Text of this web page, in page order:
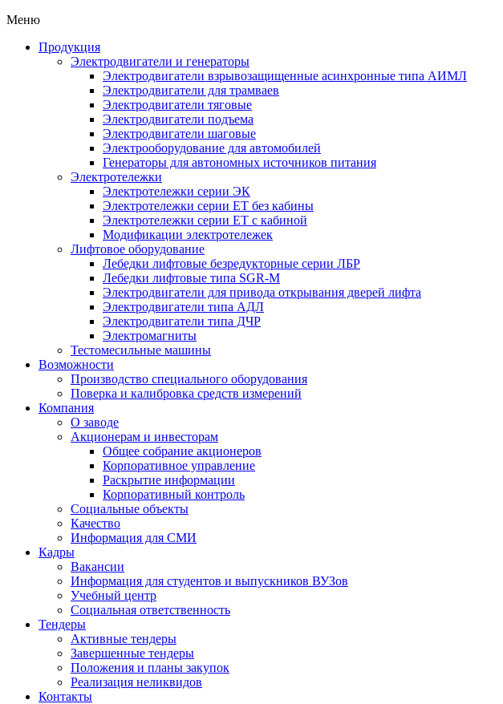
Меню
Продукция
Электродвигатели и генераторы
Электродвигатели взрывозащищенные асинхронные типа АИМЛ
Электродвигатели для трамваев
Электродвигатели тяговые
Электродвигатели подъема
Электродвигатели шаговые
Электрооборудование для автомобилей
Генераторы для автономных источников питания
Электротележки
Электротележки серии ЭК
Электротележки серии ЕТ без кабины
Электротележки серии ЕТ с кабиной
Модификации электротележек
Лифтовое оборудование
Лебедки лифтовые безредукторные серии ЛБР
Лебедки лифтовые типа SGR-M
Электродвигатели для привода открывания дверей лифта
Электродвигатели типа АДЛ
Электродвигатели типа ДЧР
Электромагниты
Тестомесильные машины
Возможности
Производство специального оборудования
Поверка и калибровка средств измерений
Компания
О заводе
Акционерам и инвесторам
Общее собрание акционеров
Корпоративное управление
Раскрытие информации
Корпоративный контроль
Социальные объекты
Качество
Информация для СМИ
Кадры
Вакансии
Информация для студентов и выпускников ВУЗов
Учебный центр
Социальная ответственность
Тендеры
Активные тендеры
Завершенные тендеры
Положения и планы закупок
Реализация неликвидов
Контакты